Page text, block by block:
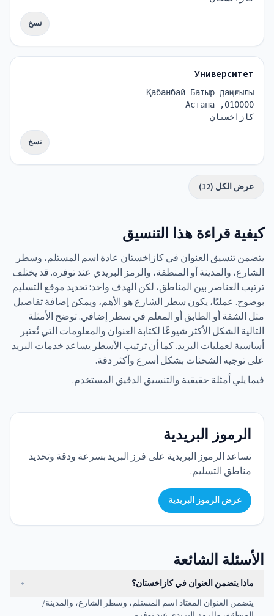
نسخ
Университет
Қабанбай Батыр даңғылы
010000, Астана
كازاخستان
نسخ
عرض الكل (12)
كيفية قراءة هذا التنسيق
يتضمن تنسيق العنوان في كازاخستان عادة اسم المستلم، وسطر
الشارع، والمدينة أو المنطقة، والرمز البريدي عند توفره. قد يختلف
ترتيب العناصر بين المناطق، لكن الهدف واحد: تحديد موقع التسليم
بوضوح. عمليًا، يكون سطر الشارع هو الأهم، ويمكن إضافة تفاصيل
مثل الشقة أو الطابق أو المعلم في سطر إضافي. توضح الأمثلة
التالية الشكل الأكثر شيوعًا لكتابة العنوان والمعلومات التي تُعتبر
أساسية لعمليات البريد. كما أن ترتيب الأسطر يساعد خدمات البريد
على توجيه الشحنات بشكل أسرع وأكثر دقة.
فيما يلي أمثلة حقيقية والتنسيق الدقيق المستخدم.
الرموز البريدية
تساعد الرموز البريدية على فرز البريد بسرعة ودقة وتحديد
مناطق التسليم.
عرض الرموز البريدية
الأسئلة الشائعة
ماذا يتضمن العنوان في كازاخستان؟
+
يتضمن العنوان المعتاد اسم المستلم، وسطر الشارع، والمدينة/